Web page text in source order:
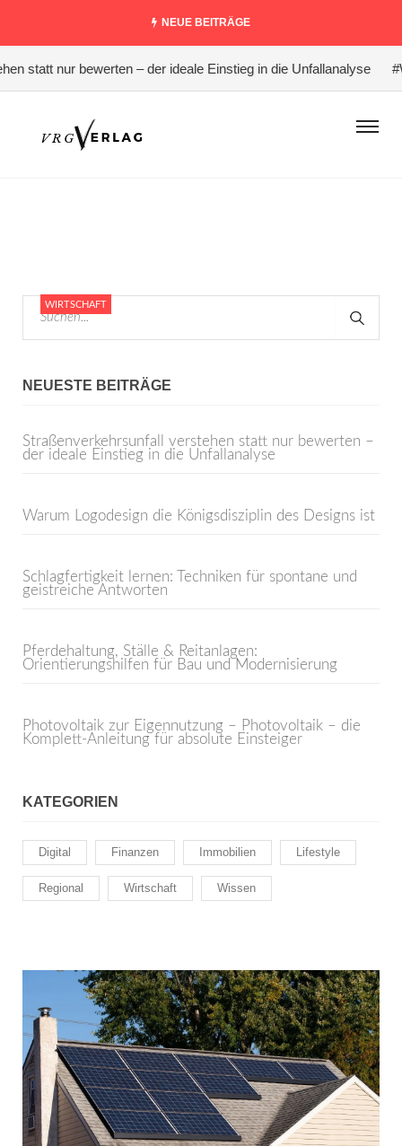
NEUE BEITRÄGE
statt nur bewerten – der ideale Einstieg in die Unfallanalyse
NEUESTE BEITRÄGE
Straßenverkehrsunfall verstehen statt nur bewerten –
der ideale Einstieg in die Unfallanalyse
Warum Logodesign die Königsdisziplin des Designs ist
Schlagfertigkeit lernen: Techniken für spontane und
geistreiche Antworten
Pferdehaltung, Ställe & Reitanlagen:
Orientierungshilfen für Bau und Modernisierung
Photovoltaik zur Eigennutzung – Photovoltaik – die
Komplett-Anleitung für absolute Einsteiger
KATEGORIEN
Digital Finanzen Immobilien Lifestyle
Regional Wirtschaft Wissen
WIRTSCHAFT